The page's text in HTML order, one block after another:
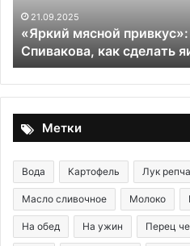
Спивакова,
как
сделать
яичницу
бесподобной
21.09.2025
«Яркий мясной
Спивакова, как сделать
Метки
Вода Картофель Лук
Масло сливочное Молоко
На обед На ужин Перец